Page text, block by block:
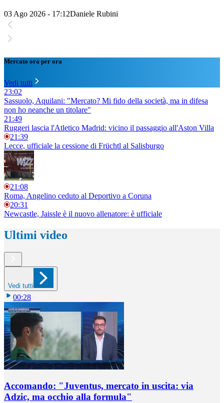
03 Ago 2026 - 17:12Daniele Rubini
Mercato ora per ora
Vedi tutti
23:02
Sassuolo, Aquilani: "Mercato? Mi fido della società, ma in difesa
non ho neanche un titolare"
21:49
Ruggeri lascia l'Atletico Madrid: vicino il passaggio all'Aston Villa
21:39
Lecce, ufficiale la cessione di Früchtl al Salisburgo
21:08
Roma, Angelino ceduto al Deportivo a Coruna
20:31
Newcastle, Jaissle è il nuovo allenatore: è ufficiale
Ultimi video
Vedi tutti
00:28
Accomando: "Juventus, mercato in uscita: via
Adzic, ma occhio alla formula"